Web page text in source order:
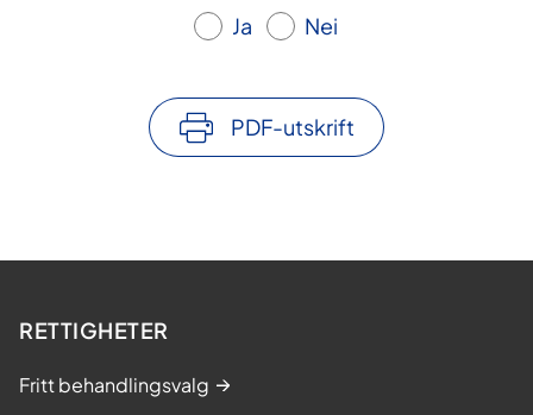
Ja Nei
PDF-utskrift
RETTIGHETER
Fritt behandlingsvalg